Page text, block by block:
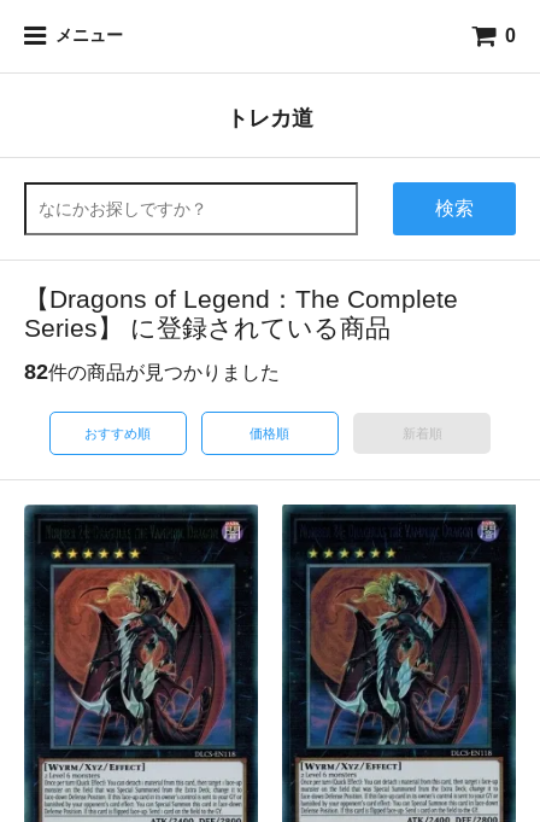
メニュー 0
トレカ道
検索
【Dragons of Legend：The Complete
Series】 に登録されている商品
82件の商品が見つかりました
おすすめ順 価格順 新着順